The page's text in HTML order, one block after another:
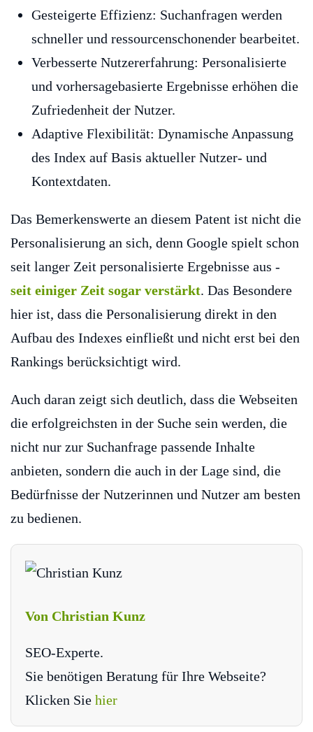
Gesteigerte Effizienz: Suchanfragen werden
schneller und ressourcenschonender bearbeitet.
Verbesserte Nutzererfahrung: Personalisierte
und vorhersagebasierte Ergebnisse erhöhen die
Zufriedenheit der Nutzer.
Adaptive Flexibilität: Dynamische Anpassung
des Index auf Basis aktueller Nutzer- und
Kontextdaten.
Das Bemerkenswerte an diesem Patent ist nicht die
Personalisierung an sich, denn Google spielt schon
seit langer Zeit personalisierte Ergebnisse aus -
seit einiger Zeit sogar verstärkt. Das Besondere
hier ist, dass die Personalisierung direkt in den
Aufbau des Indexes einfließt und nicht erst bei den
Rankings berücksichtigt wird.
Auch daran zeigt sich deutlich, dass die Webseiten
die erfolgreichsten in der Suche sein werden, die
nicht nur zur Suchanfrage passende Inhalte
anbieten, sondern die auch in der Lage sind, die
Bedürfnisse der Nutzerinnen und Nutzer am besten
zu bedienen.
Von Christian Kunz
SEO-Experte.
Sie benötigen Beratung für Ihre Webseite?
Klicken Sie hier